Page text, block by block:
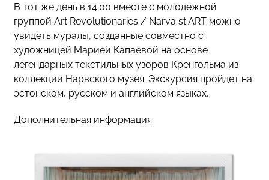
В тот же день в 14:00 вместе с молодежной
группой Art Revolutionaries / Narva st.ART можно
увидеть муралы, созданные совместно с
художницей Марией Капаевой на основе
легендарных текстильных узоров Кренгольма из
коллекции Нарвского музея. Экскурсия пройдет на
эстонском, русском и английском языках.
Дополнительная информация